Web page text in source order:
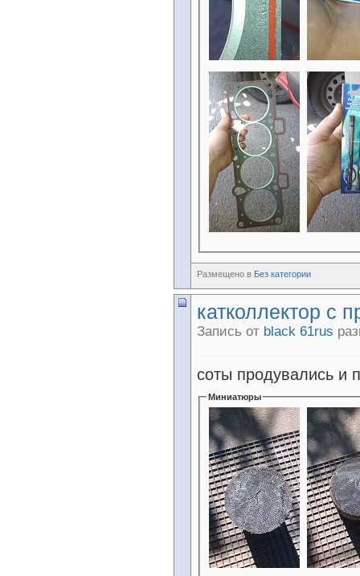
Размещено в Без категории
катколлектор с
Запись от black 61rus
соты продувались и
Миниатюры